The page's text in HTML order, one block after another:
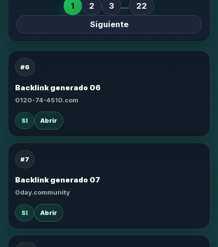
1
2 3 …
22
Siguiente
#6
Backlink generado 06
0120-74-4510.com
SI Abrir
#7
Backlink generado 07
0day.community
SI Abrir